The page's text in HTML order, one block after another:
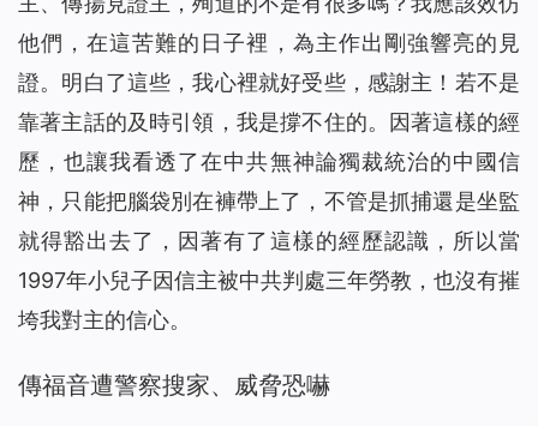
他們，在這苦難的日子裡，為主作出剛強響亮的見
證。明白了這些，我心裡就好受些，感謝主！若不是
靠著主話的及時引領，我是撐不住的。因著這樣的經
歷，也讓我看透了在中共無神論獨裁統治的中國信
神，只能把腦袋別在褲帶上了，不管是抓捕還是坐監
就得豁出去了，因著有了這樣的經歷認識，所以當
1997年小兒子因信主被中共判處三年勞教，也沒有摧
垮我對主的信心。
傳福音遭警察搜家、威脅恐嚇